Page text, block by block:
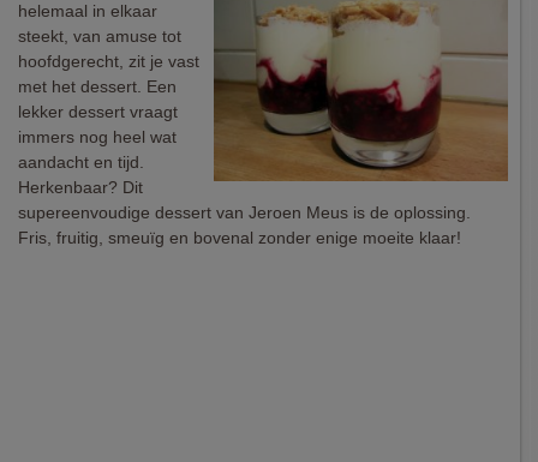
helemaal in elkaar
steekt, van amuse tot
hoofdgerecht, zit je vast
met het dessert. Een
lekker dessert vraagt
immers nog heel wat
aandacht en tijd.
Herkenbaar? Dit
supereenvoudige dessert van Jeroen Meus is de oplossing.
Fris, fruitig, smeuïg en bovenal zonder enige moeite klaar!